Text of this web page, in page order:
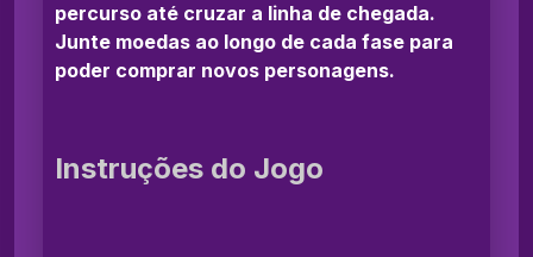
percurso até cruzar a linha de chegada.
Junte moedas ao longo de cada fase para
poder comprar novos personagens.
Instruções do Jogo